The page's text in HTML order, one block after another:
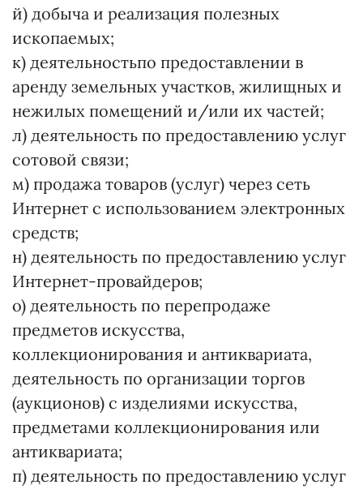
й) добыча и реализация полезных
ископаемых;
к) деятельностьпо предоставлении в
аренду земельных участков, жилищных и
нежилых помещений и/или их частей;
л) деятельность по предоставлению услуг
сотовой связи;
м) продажа товаров (услуг) через сеть
Интернет с использованием электронных
средств;
н) деятельность по предоставлению услуг
Интернет-провайдеров;
о) деятельность по перепродаже
предметов искусства,
коллекционирования и антиквариата,
деятельность по организации торгов
(аукционов) с изделиями искусства,
предметами коллекционирования или
антиквариата;
п) деятельность по предоставлению услуг